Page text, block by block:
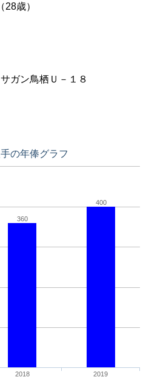
歳）
ガン鳥栖Ｕ－１８
の年俸グラフ
360
400
2018 2019